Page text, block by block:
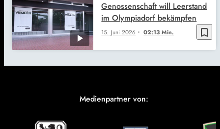
bookmark_border
15. Juni 2026 02:13 Min.
Genossenschaft will Leerstand
im Olympiadorf bekämpfen
Medienpartner von: